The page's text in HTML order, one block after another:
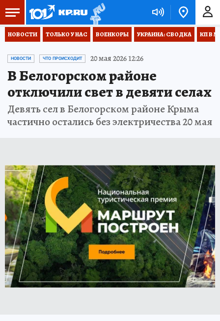
НОВОСТИ ТОЛЬКО У НАС ВОЕНКОРЫ УКРАИНА: СВОДКА КП В
НОВОСТИ ЧТО ПРОИСХОДИТ 20 мая 2026 12:26
В Белогорском районе
отключили свет в девяти селах
Девять сел в Белогорском районе Крыма
частично остались без электричества 20 мая